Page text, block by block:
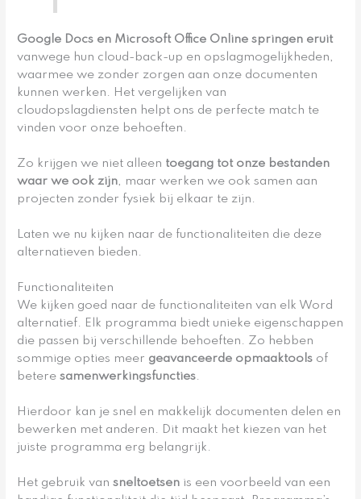
Google Docs en Microsoft Office Online springen eruit
vanwege hun cloud-back-up en opslagmogelijkheden,
waarmee we zonder zorgen aan onze documenten
kunnen werken. Het vergelijken van
cloudopslagdiensten helpt ons de perfecte match te
vinden voor onze behoeften.
Zo krijgen we niet alleen toegang tot onze bestanden
waar we ook zijn, maar werken we ook samen aan
projecten zonder fysiek bij elkaar te zijn.
Laten we nu kijken naar de functionaliteiten die deze
alternatieven bieden.
Functionaliteiten
We kijken goed naar de functionaliteiten van elk Word
alternatief. Elk programma biedt unieke eigenschappen
die passen bij verschillende behoeften. Zo hebben
sommige opties meer geavanceerde opmaaktools of
beteresamenwerkingsfuncties.
Hierdoor kan je snel en makkelijk documenten delen en
bewerken met anderen. Dit maakt het kiezen van het
juiste programma erg belangrijk.
Het gebruik vansneltoetsen is een voorbeeld van een